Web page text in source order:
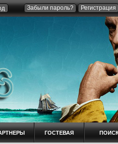
Забыли пароль? Регистрация
ГОСТЕВАЯ